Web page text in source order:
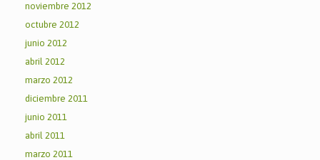
noviembre 2012
octubre 2012
junio 2012
abril 2012
marzo 2012
diciembre 2011
junio 2011
abril 2011
marzo 2011